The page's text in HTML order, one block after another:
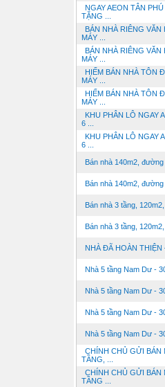
NGAY AEON TÂN
TẶNG ...
BÁN NHÀ RIÊNG
MÁY ...
BÁN NHÀ RIÊNG
MÁY ...
HIẾM BÁN NHÀ TÔN
MÁY ...
HIẾM BÁN NHÀ TÔN
MÁY ...
KHU PHÂN LÔ NGAY
6 ...
KHU PHÂN LÔ NGAY
6 ...
Bán nhà 140m2,
Bán nhà 140m2,
Bán nhà 3 tầng,
Bán nhà 3 tầng,
NHÀ ĐÃ HOÀN
Nhà 5 tầng Nam Dư -
Nhà 5 tầng Nam Dư -
Nhà 5 tầng Nam Dư -
Nhà 5 tầng Nam Dư -
CHÍNH CHỦ GỬI
TẦNG, ...
CHÍNH CHỦ GỬI
TẦNG ...